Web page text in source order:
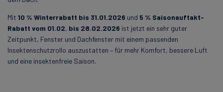
Mit 10 % Winterrabatt bis 31.01.2026 und 5 % Saisonauftakt-
Rabatt vom 01.02. bis 28.02.2026 ist jetzt ein sehr guter
Zeitpunkt, Fenster und Dachfenster mit einem passenden
Insektenschutzrollo auszustatten – für mehr Komfort, bessere Luft
und eine insektenfreie Saison.